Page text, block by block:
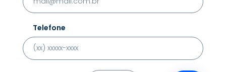
Telefone